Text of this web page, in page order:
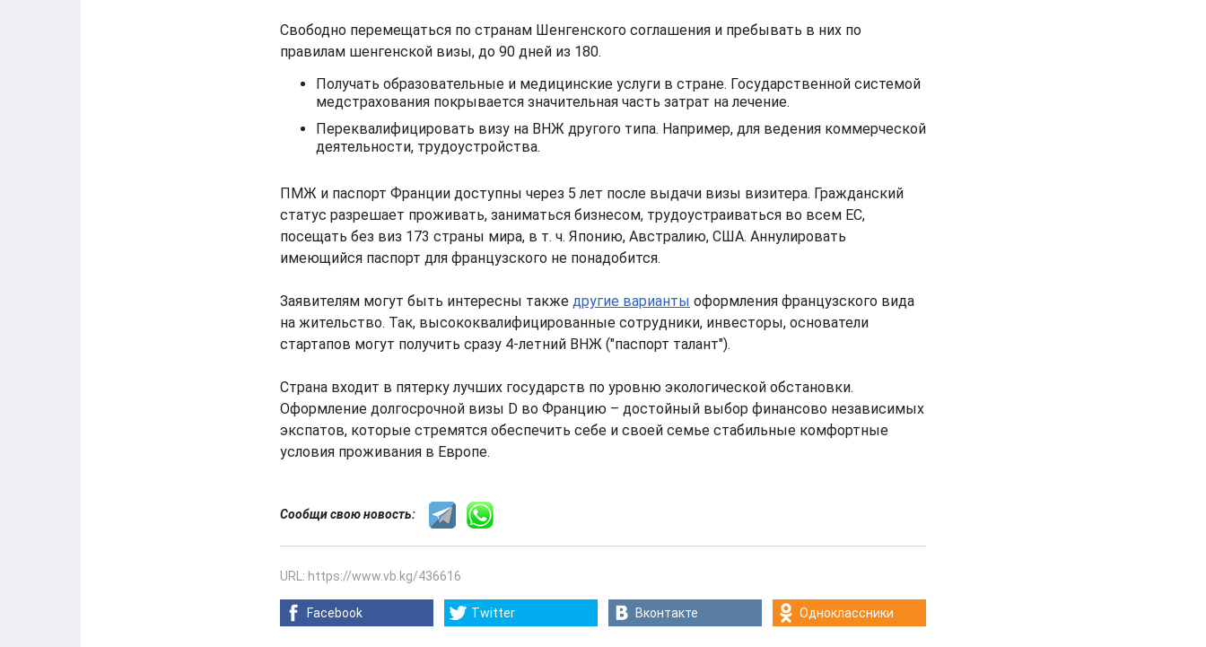
Свободно перемещаться по странам Шенгенского соглашения и пребывать в них по
правилам шенгенской визы, до 90 дней из 180.
Получать образовательные и медицинские услуги в стране. Государственной системой
медстрахования покрывается значительная часть затрат на лечение.
Переквалифицировать визу на ВНЖ другого типа. Например, для ведения коммерческой
деятельности, трудоустройства.
ПМЖ и паспорт Франции доступны через 5 лет после выдачи визы визитера. Гражданский
статус разрешает проживать, заниматься бизнесом, трудоустраиваться во всем ЕС,
посещать без виз 173 страны мира, в т. ч. Японию, Австралию, США. Аннулировать
имеющийся паспорт для французского не понадобится.
Заявителям могут быть интересны также другие варианты оформления французского вида
на жительство. Так, высококвалифицированные сотрудники, инвесторы, основатели
стартапов могут получить сразу 4-летний ВНЖ ("паспорт талант").
Страна входит в пятерку лучших государств по уровню экологической обстановки.
Оформление долгосрочной визы D во Францию – достойный выбор финансово независимых
экспатов, которые стремятся обеспечить себе и своей семье стабильные комфортные
условия проживания в Европе.
Сообщи свою новость:
URL: https://www.vb.kg/436616
Facebook Twitter Вконтакте Одноклассники